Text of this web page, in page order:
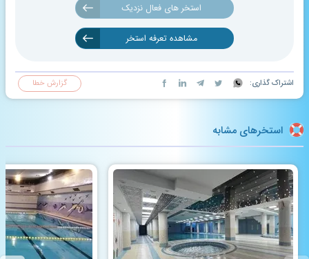
استخر های فعال نزدیک
مشاهده تعرفه استخر
اشتراک گذاری: گزارش خطا
استخرهای مشابه